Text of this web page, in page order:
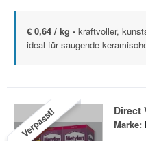
€ 0,64 / kg - kraftvoller,
ideal für saugende
Verpasst! Direct
Marke: